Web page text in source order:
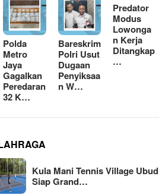
Polda
Metro
Jaya
Gagalkan
Peredaran
32 K…
Bareskrim
Polri Usut
Dugaan
Penyiksaa
n W…
Predator
Modus
Lowonga
n Kerja
Ditangkap
…
Kula Mani Tennis Village Ubud
Siap Grand…